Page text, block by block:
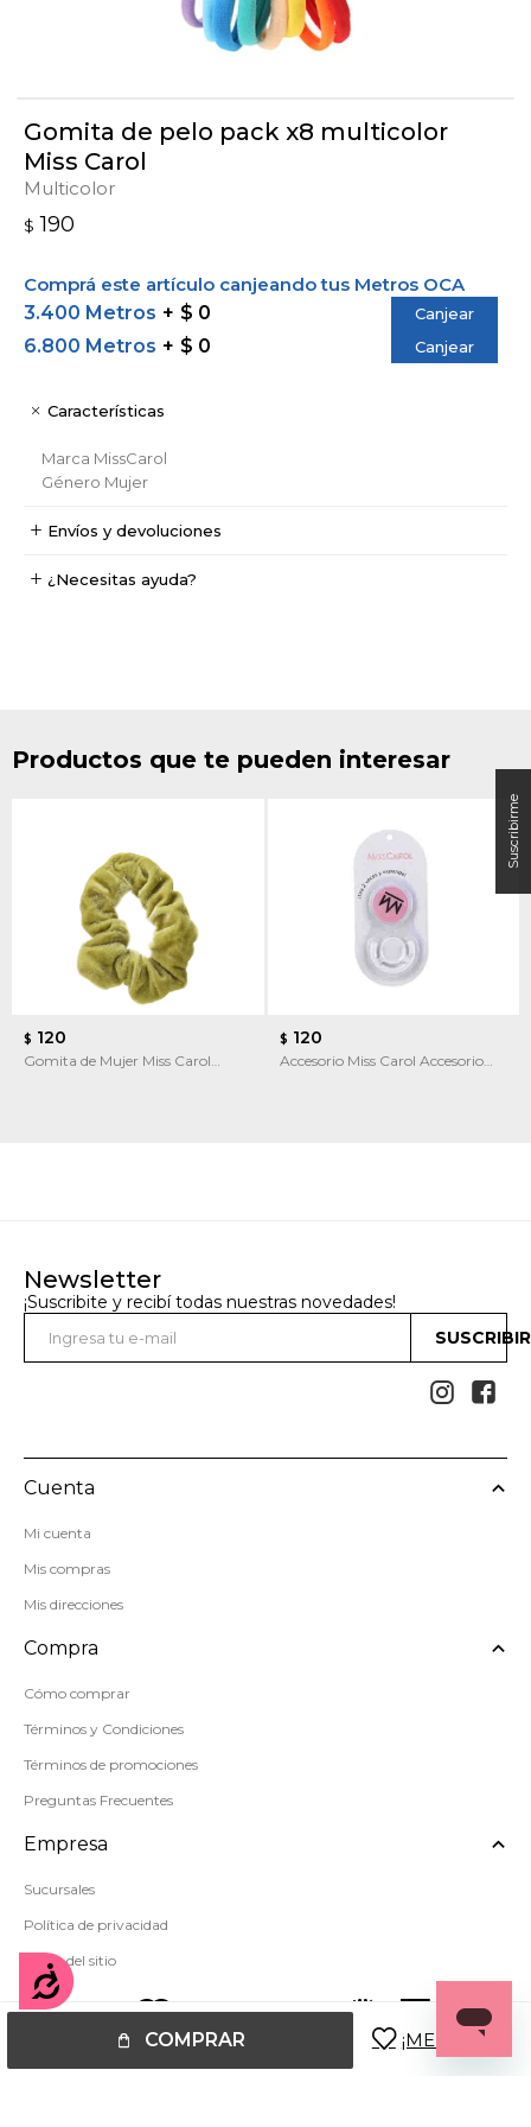
Accesibilidad
Gomita de pelo pack x8 multicolor
Miss Carol
Multicolor
$ 190
COMPRAR
Comprá este artículo canjeando tus Metros OCA
3.400 Metros
$ 0 Canjear
6.800 Metros $ 0 Canjear
Características
Marca MissCarol
Género Mujer
Envíos y devoluciones
¿Necesitas ayuda?
Productos que te pueden interesar
$ 120
Gomita de Mujer Miss Carol
$ 120
Accesorio Miss Carol Accesorio
Newsletter
¡Suscribite y recibí todas nuestras novedades!
 
Cuenta
Mi cuenta
Mis compras
Mis direcciones
Compra
Cómo comprar
Términos y Condiciones
Términos de promociones
Preguntas Frecuentes
Empresa
Sucursales
Política de privacidad
Mapa del sitio